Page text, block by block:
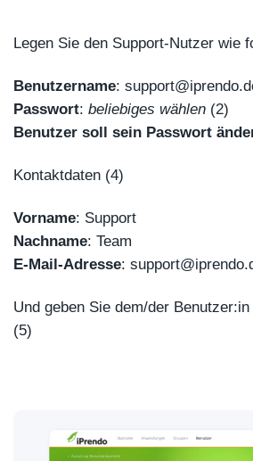
Legen Sie den Support-Nutzer wie
Benutzername:
Passwort: beliebiges wählen (2)
Benutzer soll sein Passwort
Kontaktdaten (4)
Vorname: Support
Nachname: Team
E-Mail-Adresse:
Und geben Sie dem/der
(5)